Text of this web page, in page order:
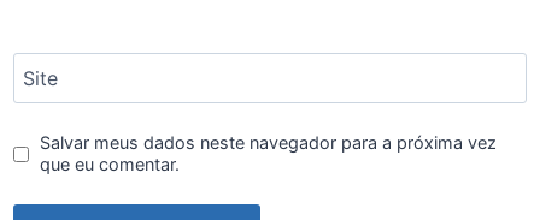
Site
Salvar meus dados neste navegador para a próxima vez
que eu comentar.